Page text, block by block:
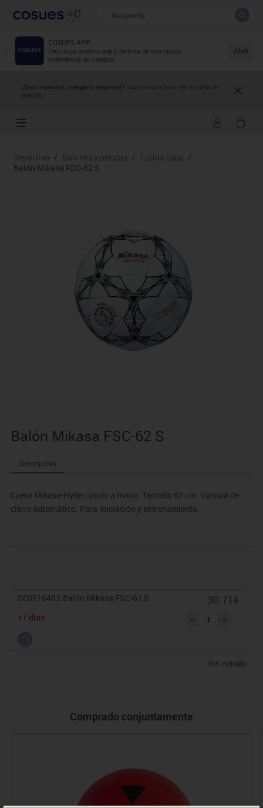
COSUES APP
Descarga nuestra app y disfruta de una nueva
experiencia de compra.
Abrir
¿Eres maestro, colegio o empresa? Inicia sesión para ver tu tarifa de
precios.
Resultados de la búsqueda
Deportivo / Balones y pelotas / Fútbol Sala /
Balón Mikasa FSC-62 S
Balón Mikasa FSC-62 S
Descripción
Cuero Mikasa-Hyde cosido a mano. Tamaño 62 cm. Válvula de
cierre automático. Para iniciación y entrenamiento.
DE0516483 Balón Mikasa FSC-62 S
+7 días
30.71€
IVA incluido
Comprado conjuntamente